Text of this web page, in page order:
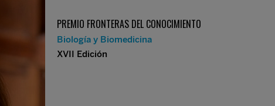
PREMIO FRONTERAS DEL CONOCIMIENTO
Biología y Biomedicina
XVII Edición